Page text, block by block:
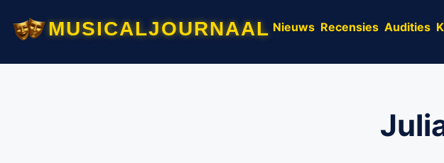
musicaljournaal Nieuws Recensies Audities